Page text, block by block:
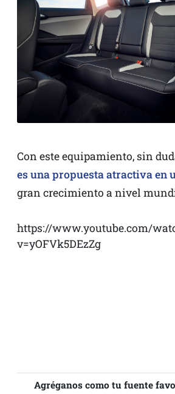
Con este equipamiento, sin
es una propuesta atractiva en
gran crecimiento a nivel
https://www.youtube.com/
v=yOFVk5DEzZg
Agréganos como tu fuente